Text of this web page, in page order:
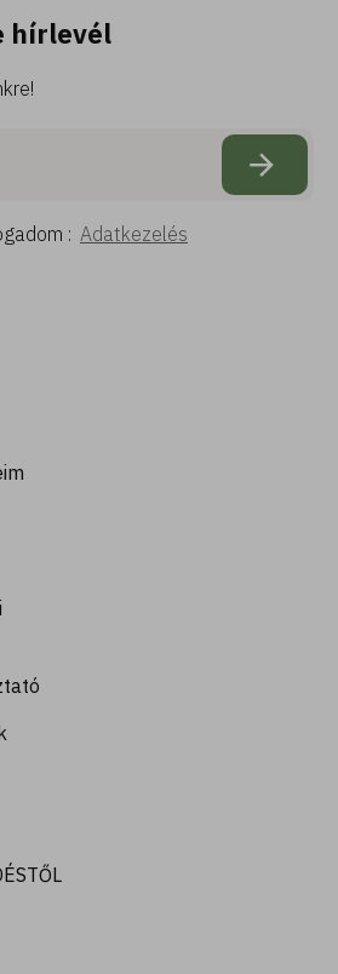
hírlevél
: Adatkezelés